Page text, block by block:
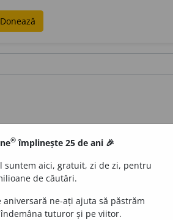
Donează
® împlinește 25 de ani 🎉
suntem aici, gratuit, zi de zi, pentru
de căutări.
aniversară ne-ați ajuta să păstrăm
tuturor și pe viitor.